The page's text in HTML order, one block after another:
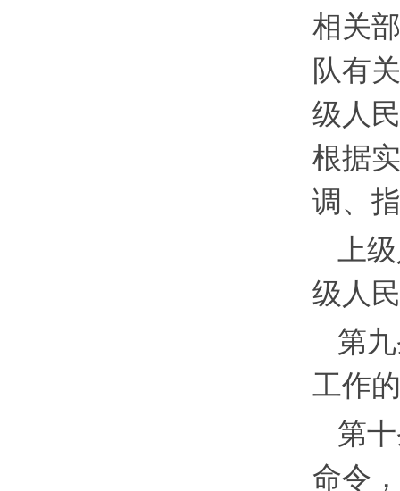
相关
队有
级人
根据
调、
上
级人
第
工作
第
命令